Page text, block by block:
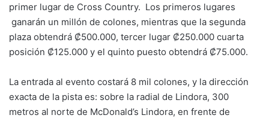
primer lugar de Cross Country. Los primeros lugares
ganarán un millón de colones, mientras que la segunda
plaza obtendrá ₡500.000, tercer lugar ₡250.000 cuarta
posición ₡125.000 y el quinto puesto obtendrá ₡75.000.
La entrada al evento costará 8 mil colones, y la dirección
exacta de la pista es: sobre la radial de Lindora, 300
metros al norte de McDonald’s Lindora, en frente de